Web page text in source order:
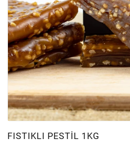
FISTIKLI PESTIL 1KG